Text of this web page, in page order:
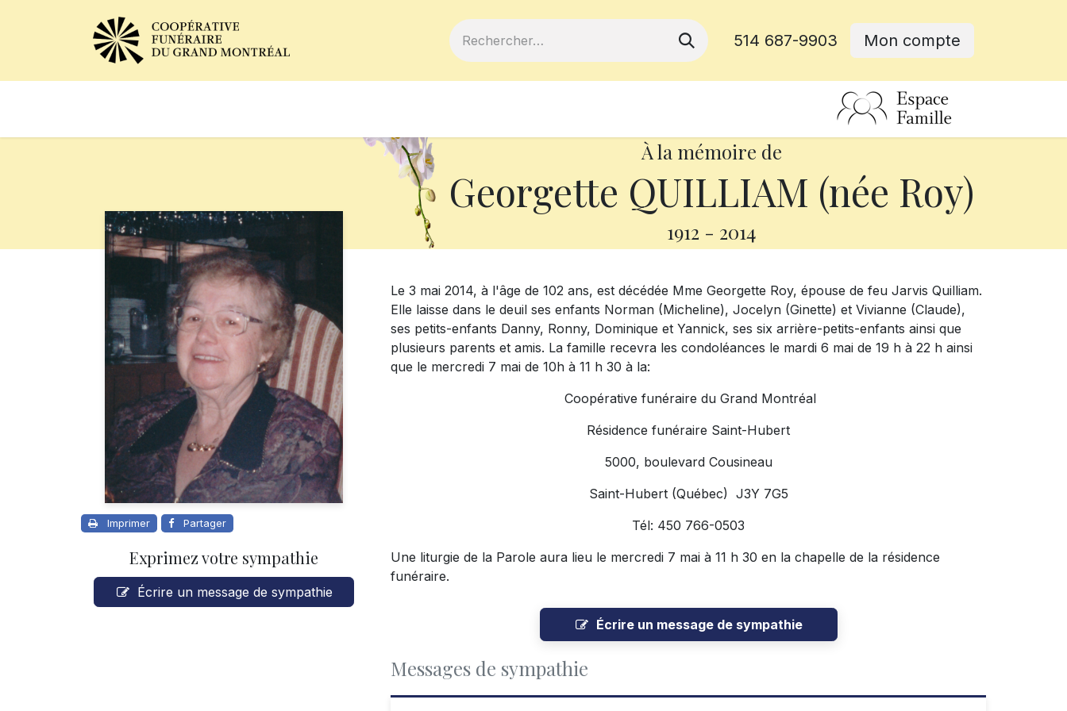
514 687-9903 Mon compte
À la mémoire de
Georgette QUILLIAM (née Roy)
1912 - 2014
Imprimer Partager
Exprimez votre sympathie
Écrire un message de sympathie
Le 3 mai 2014, à l'âge de 102 ans, est décédée Mme Georgette Roy, épouse de feu Jarvis Quilliam.
Elle laisse dans le deuil ses enfants Norman (Micheline), Jocelyn (Ginette) et Vivianne (Claude),
ses petits-enfants Danny, Ronny, Dominique et Yannick, ses six arrière-petits-enfants ainsi que
plusieurs parents et amis. La famille recevra les condoléances le mardi 6 mai de 19 h à 22 h ainsi
que le mercredi 7 mai de 10h à 11 h 30 à la:
Coopérative funéraire du Grand Montréal
Résidence funéraire Saint-Hubert
5000, boulevard Cousineau
Saint-Hubert (Québec) J3Y 7G5
Tél: 450 766-0503
Une liturgie de la Parole aura lieu le mercredi 7 mai à 11 h 30 en la chapelle de la résidence
funéraire.
Écrire un message de sympathie
Messages de sympathie